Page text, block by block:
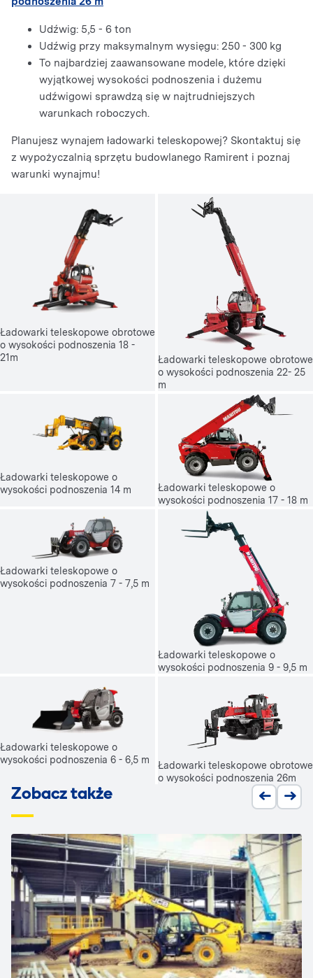
Udźwig: 5,5 - 6 ton
Udźwig przy maksymalnym wysięgu: 250 - 300 kg
To najbardziej zaawansowane modele, które dzięki
wyjątkowej wysokości podnoszenia i dużemu
udźwigowi sprawdzą się w najtrudniejszych
warunkach roboczych.
Planujesz wynajem ładowarki teleskopowej? Skontaktuj się
z wypożyczalnią sprzętu budowlanego Ramirent i poznaj
warunki wynajmu!
Ładowarki teleskopowe obrotowe
o wysokości podnoszenia 18 -
21m
Ładowarki teleskopowe obrotowe
o wysokości podnoszenia 22- 25
m
Ładowarki teleskopowe o
wysokości podnoszenia 14 m
Ładowarki teleskopowe o
wysokości podnoszenia 17 - 18 m
Ładowarki teleskopowe o
wysokości podnoszenia 7 - 7,5 m
Ładowarki teleskopowe o
wysokości podnoszenia 9 - 9,5 m
Ładowarki teleskopowe o
wysokości podnoszenia 6 - 6,5 m
Ładowarki teleskopowe obrotowe
o wysokości podnoszenia 26m
Zobacz także